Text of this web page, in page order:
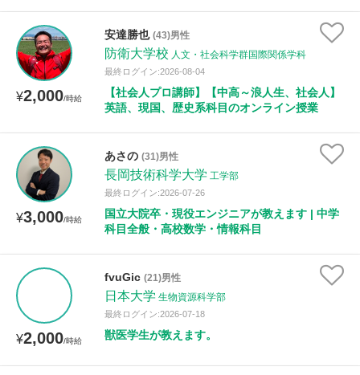
¥2,000/時給
安達勝也 (43)男性
防衛大学校 人文・社会科学群国際関係学科
最終ログイン:2026-08-04
【社会人プロ講師】【中高～浪人生、社会人】
英語、現国、歴史系科目のオンライン授業
¥3,000/時給
あさの (31)男性
長岡技術科学大学 工学部
最終ログイン:2026-07-26
国立大院卒・現役エンジニアが教えます | 中学
科目全般・高校数学・情報科目
¥2,000/時給
fvuGic (21)男性
日本大学 生物資源科学部
最終ログイン:2026-07-18
獣医学生が教えます。